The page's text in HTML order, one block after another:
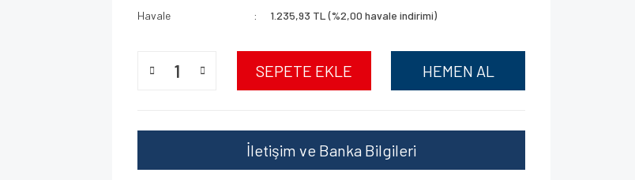
Havale
1.235,93 TL (%2,00 havale indirimi)
SEPETE EKLE HEMEN AL
İletişim ve Banka Bilgileri